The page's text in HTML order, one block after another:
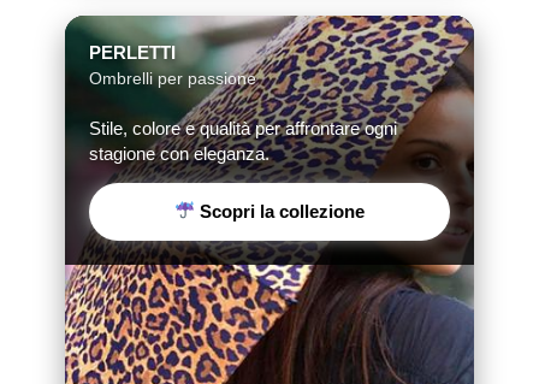
PERLETTI
Ombrelli per passione
Stile, colore e qualità per affrontare ogni
stagione con eleganza.
Scopri la collezione